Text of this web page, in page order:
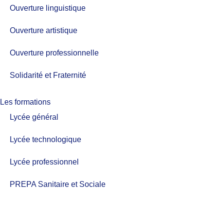
Ouverture linguistique
Ouverture artistique
Ouverture professionnelle
Solidarité et Fraternité
Les formations
Lycée général
Lycée technologique
Lycée professionnel
PREPA Sanitaire et Sociale